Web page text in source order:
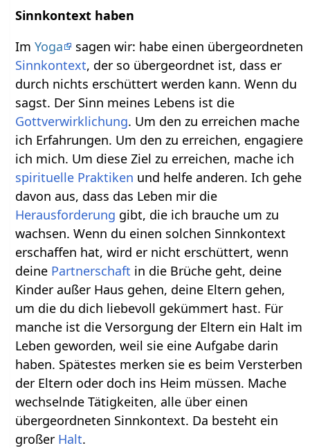
Sinnkontext haben
ImYoga
sagen wir: habe einen übergeordneten
Sinnkontext, der so übergeordnet ist, dass er
durch nichts erschüttert werden kann. Wenn du
sagst. Der Sinn meines Lebens ist die
Gottverwirklichung. Um den zu erreichen mache
ich Erfahrungen. Um den zu erreichen, engagiere
ich mich. Um diese Ziel zu erreichen, mache ich
spirituelle Praktiken und helfe anderen. Ich gehe
davon aus, dass das Leben mir die
Herausforderung gibt, die ich brauche um zu
wachsen. Wenn du einen solchen Sinnkontext
erschaffen hat, wird er nicht erschüttert, wenn
deine Partnerschaft in die Brüche geht, deine
Kinder außer Haus gehen, deine Eltern gehen,
um die du dich liebevoll gekümmert hast. Für
manche ist die Versorgung der Eltern ein Halt im
Leben geworden, weil sie eine Aufgabe darin
haben. Spätestes merken sie es beim Versterben
der Eltern oder doch ins Heim müssen. Mache
wechselnde Tätigkeiten, alle über einen
übergeordneten Sinnkontext. Da besteht ein
großer Halt.